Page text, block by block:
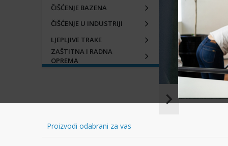
ČIŠĆENJE BAZENA
ČIŠĆENJE U INDUSTRIJI
LJEPLJIVE TRAKE
ZAŠTITNA I RADNA
OPREMA
Item
Proizvodi odabrani za vas